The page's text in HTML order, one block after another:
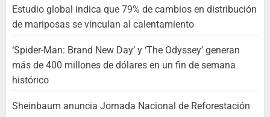
Estudio global indica que 79% de cambios en distribución
de mariposas se vinculan al calentamiento
‘Spider-Man: Brand New Day’ y ‘The Odyssey’ generan
más de 400 millones de dólares en un fin de semana
histórico
Sheinbaum anuncia Jornada Nacional de Reforestación